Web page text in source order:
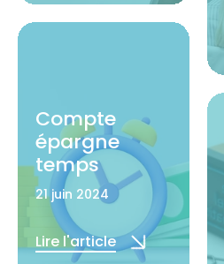
Compte
épargne
temps
21 juin 2024
Lire l'article